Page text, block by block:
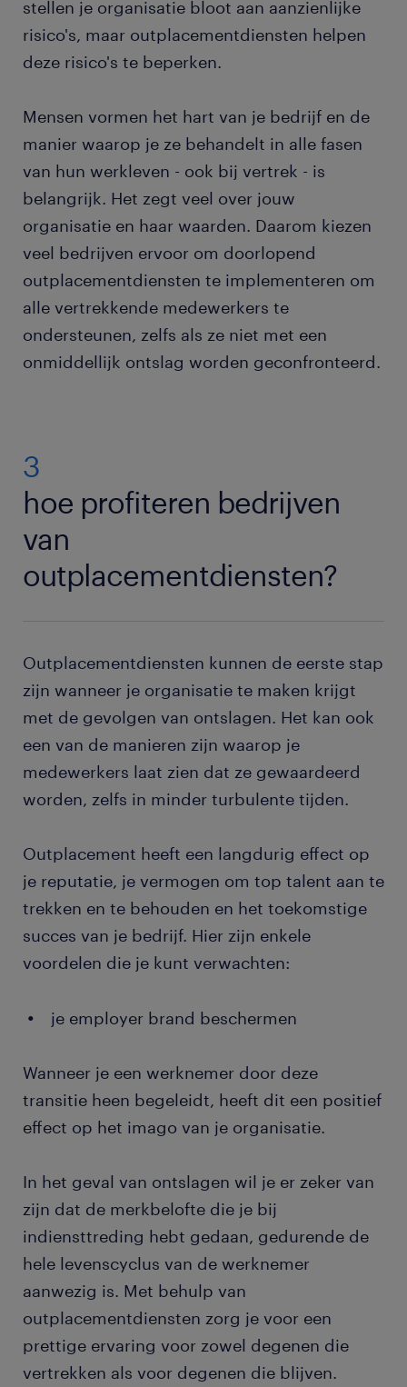
stellen je organisatie bloot aan aanzienlijke
risico's, maar outplacementdiensten helpen
deze risico's te beperken.
Mensen vormen het hart van je bedrijf en de
manier waarop je ze behandelt in alle fasen
van hun werkleven - ook bij vertrek - is
belangrijk. Het zegt veel over jouw
organisatie en haar waarden. Daarom kiezen
veel bedrijven ervoor om doorlopend
outplacementdiensten te implementeren om
alle vertrekkende medewerkers te
ondersteunen, zelfs als ze niet met een
onmiddellijk ontslag worden geconfronteerd.
3
hoe profiteren bedrijven
van
outplacementdiensten?
Outplacementdiensten kunnen de eerste stap
zijn wanneer je organisatie te maken krijgt
met de gevolgen van ontslagen. Het kan ook
een van de manieren zijn waarop je
medewerkers laat zien dat ze gewaardeerd
worden, zelfs in minder turbulente tijden.
Outplacement heeft een langdurig effect op
je reputatie, je vermogen om top talent aan te
trekken en te behouden en het toekomstige
succes van je bedrijf. Hier zijn enkele
voordelen die je kunt verwachten:
je employer brand beschermen
Wanneer je een werknemer door deze
transitie heen begeleidt, heeft dit een positief
effect op het imago van je organisatie.
In het geval van ontslagen wil je er zeker van
zijn dat de merkbelofte die je bij
indiensttreding hebt gedaan, gedurende de
hele levenscyclus van de werknemer
aanwezig is. Met behulp van
outplacementdiensten zorg je voor een
prettige ervaring voor zowel degenen die
vertrekken als voor degenen die blijven.